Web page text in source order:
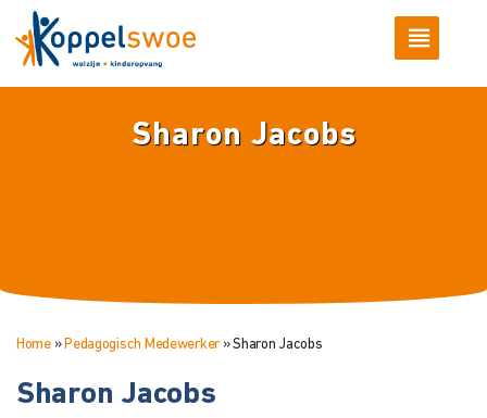
Sharon Jacobs
Home» Pedagogisch Medewerker »Sharon Jacobs
Sharon Jacobs